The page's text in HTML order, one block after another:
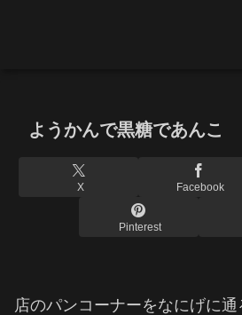
ようかんで黒糖であんこ
X Facebook
Pinterest
店のパンコーナーをなにげに通